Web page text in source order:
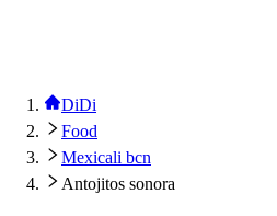
DiDi
Food
Mexicali bcn
Antojitos sonora